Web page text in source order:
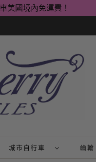
美國境內免運費！
城市自行車 齒輪